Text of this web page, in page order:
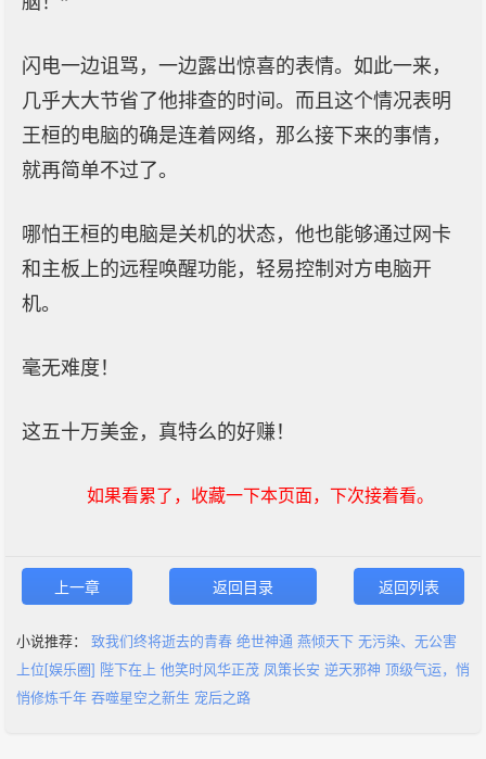
闪电一边诅骂，一边露出惊喜的表情。如此一来，
几乎大大节省了他排查的时间。而且这个情况表明
王桓的电脑的确是连着网络，那么接下来的事情，
就再简单不过了。
哪怕王桓的电脑是关机的状态，他也能够通过网卡
和主板上的远程唤醒功能，轻易控制对方电脑开
机。
毫无难度！
这五十万美金，真特么的好赚！
如果看累了，收藏一下本页面，下次接着看。
上一章 返回目录 返回列表
小说推荐： 致我们终将逝去的青春 绝世神通 燕倾天下 无污染、无公害
上位[娱乐圈] 陛下在上 他笑时风华正茂 凤策长安 逆天邪神 顶级气运，悄
悄修炼千年 吞噬星空之新生 宠后之路